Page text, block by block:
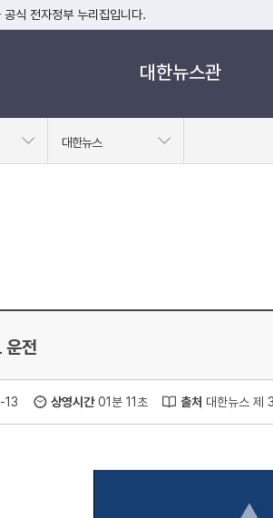
식 전자정부 누리집입니다.
기
누리집은 대한민국 정부기관이 관리하는 누리집입니
대한뉴스관
대한뉴스
운전
13 상영시간01분 11초 출처 대한뉴스 제